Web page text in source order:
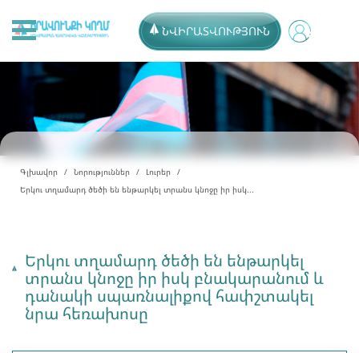
ՆՎԻՐԱՏՎՈՒԹՅՈՒՆ
Գլխավոր Նորություններ
Լուրեր
Երկու տղամարդ ծեծի են ենթարկել տրանս կնոջը իր իսկ...
Երկու տղամարդ ծեծի են ենթարկել
տրանս կնոջը իր իսկ բնակարանում և
դանակի սպառնալիքով հափշտակել
նրա հեռախոսը